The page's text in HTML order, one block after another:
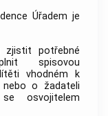
Úřadem je
zjistit potřebné
spisovou
vhodném k
o žadateli
osvojitelem